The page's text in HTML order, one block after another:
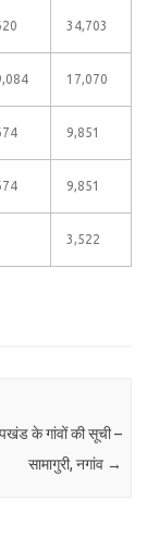
34,703
17,070
9,851
9,851
3,522
के गांवों की सूची –
सामागुरी, नगांव →